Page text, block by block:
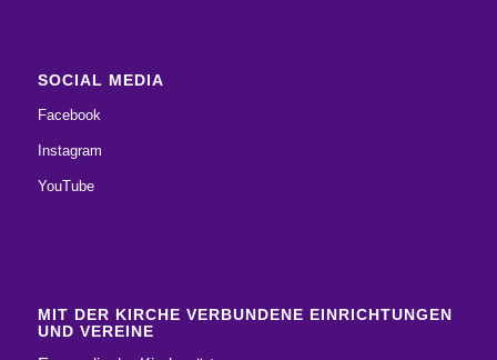
SOCIAL MEDIA
Facebook
Instagram
YouTube
MIT DER KIRCHE VERBUNDENE EINRICHTUNGEN
UND VEREINE